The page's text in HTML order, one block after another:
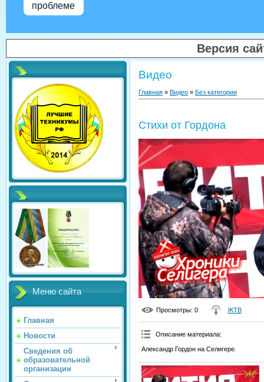
проблеме
Версия
Меню сайта
Главная
Новости
Сведения об
образовательной
организации
Видео
Главная » Видео » Без категории
Стихи от Гордона
Просмотры: 0 ЖТВ
Описание материала:
Александр Гордон на Селигере.